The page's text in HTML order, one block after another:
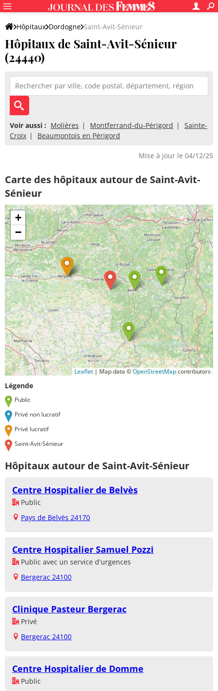
Hôpitaux Dordogne Saint-Avit-Sénieur
Hôpitaux de Saint-Avit-Sénieur
(24440)
Voir aussi : Molières Montferrand-du-Périgord
Sainte-
Croix
Beaumontois en Périgord
Mise à jour le 04/12/25
Carte des hôpitaux autour de Saint-Avit-
Sénieur
+
−
Leaflet | Map data ©OpenStreetMapcontributors
Légende
Public
Privé non lucratif
Privé lucratif
Saint-Avit-Sénieur
Hôpitaux autour de Saint-Avit-Sénieur
Centre Hospitalier de Belvès
Public
Pays de Belvès 24170
Centre Hospitalier Samuel Pozzi
Public avec un service d'urgences
Bergerac 24100
Clinique Pasteur Bergerac
Privé
Bergerac 24100
Centre Hospitalier de Domme
Public